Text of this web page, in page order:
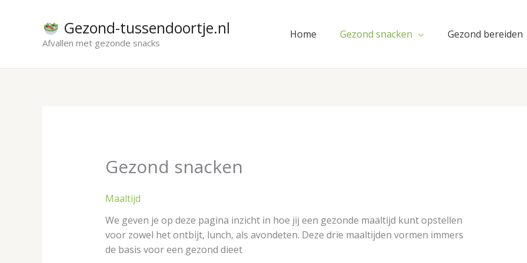
Gezond-tussendoortje.nl
Afvallen met gezonde snacks
Home Gezond snacken Gezond bereiden
Gezond snacken
Maaltijd
We geven je op deze pagina inzicht in hoe jij een gezonde maaltijd kunt opstellen
voor zowel het ontbijt, lunch, als avondeten. Deze drie maaltijden vormen immers
de basis voor een gezond dieet